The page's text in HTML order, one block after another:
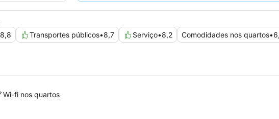
serviços como odepósito de bagagem gratuito. Para
mais tranquila, considere solicitar um quarto virado para o
8,8 Transportes públicos•8,7 Serviço•8,2 Comodidades nos quartos•
Wi-fi nos quartos